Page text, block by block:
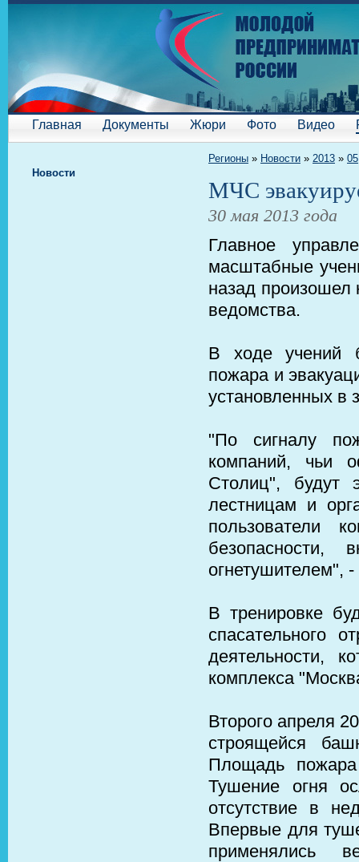
Главная Документы Жюри Фото Видео
Регионы » Новости » 2013 » 05
МЧС
30 мая 2013 года
Главное
масштабные
назад произошел
ведомства.
В ходе учений
пожара и
установленных в
"По сигналу
компаний, чьи
Столиц", будут
лестницам и
пользователи
безопасности,
огнетушителем",
В тренировке
спасательного
деятельности,
комплекса
Второго апреля
строящейся
Площадь пожара
Тушение огня
отсутствие в
Впервые для
применялись
Новости